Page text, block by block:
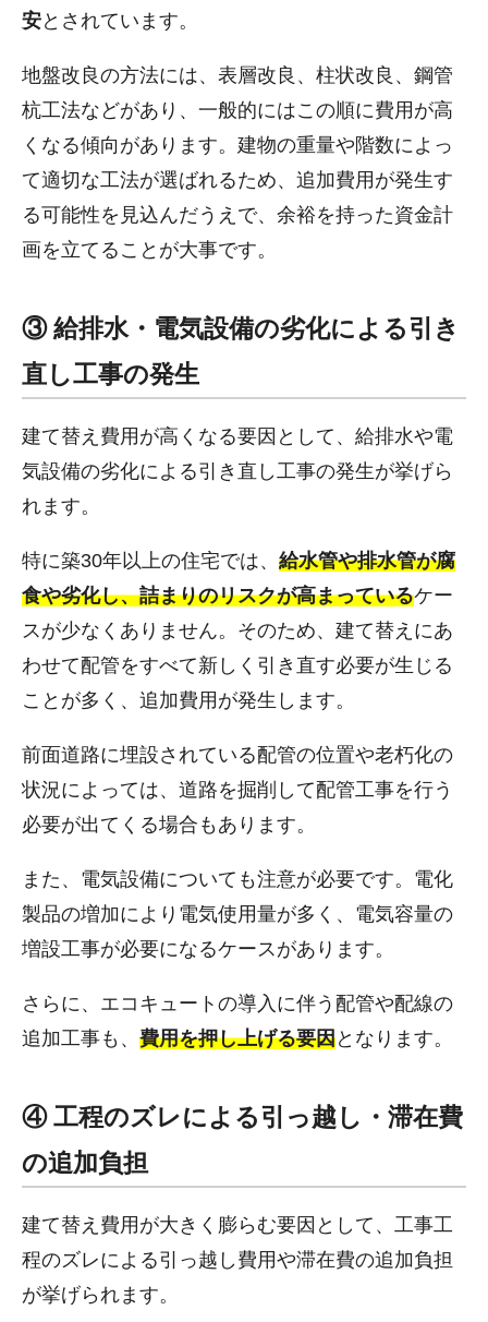
安とされています。
地盤改良の方法には、表層改良、柱状改良、鋼管
杭工法などがあり、一般的にはこの順に費用が高
くなる傾向があります。建物の重量や階数によっ
て適切な工法が選ばれるため、追加費用が発生す
る可能性を見込んだうえで、余裕を持った資金計
画を立てることが大事です。
③ 給排水・電気設備の劣化による引き
直し工事の発生
建て替え費用が高くなる要因として、給排水や電
気設備の劣化による引き直し工事の発生が挙げら
れます。
特に築30年以上の住宅では、 給水管や排水管が腐
食や劣化し、詰まりのリスクが高まっているケー
スが少なくありません。そのため、建て替えにあ
わせて配管をすべて新しく引き直す必要が生じる
ことが多く、追加費用が発生します。
前面道路に埋設されている配管の位置や老朽化の
状況によっては、道路を掘削して配管工事を行う
必要が出てくる場合もあります。
また、電気設備についても注意が必要です。電化
製品の増加により電気使用量が多く、電気容量の
増設工事が必要になるケースがあります。
さらに、エコキュートの導入に伴う配管や配線の
追加工事も、 費用を押し上げる要因となります。
④ 工程のズレによる引っ越し・滞在費
の追加負担
建て替え費用が大きく膨らむ要因として、工事工
程のズレによる引っ越し費用や滞在費の追加負担
が挙げられます。